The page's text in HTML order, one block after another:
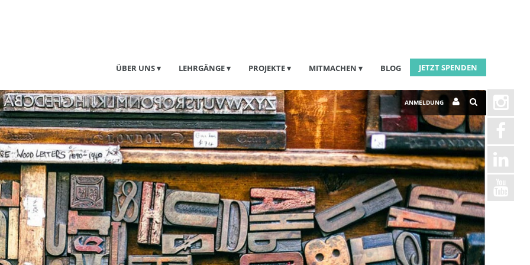
ÜBER UNS
LEHRGÄNGE PROJEKTE MITMACHEN BLOG JETZT SPENDEN
ANMELDUNG